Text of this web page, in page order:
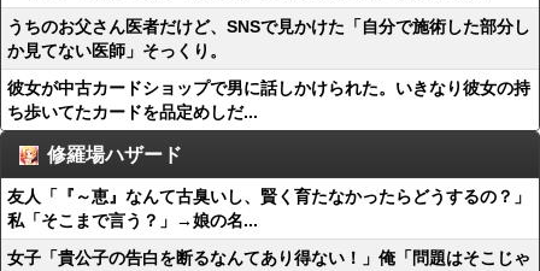
うちのお父さん医者だけど、SNSで見かけた「自分で施術した部分し
か見てない医師」そっくり。
彼女が中古カードショップで男に話しかけられた。いきなり彼女の持
ち歩いてたカードを品定めしだ...
修羅場ハザード
友人「『～恵』なんて古臭いし、賢く育たなかったらどうするの？」
私「そこまで言う？」→娘の名...
女子「貴公子の告白を断るなんてあり得ない！」俺「問題はそこじゃ